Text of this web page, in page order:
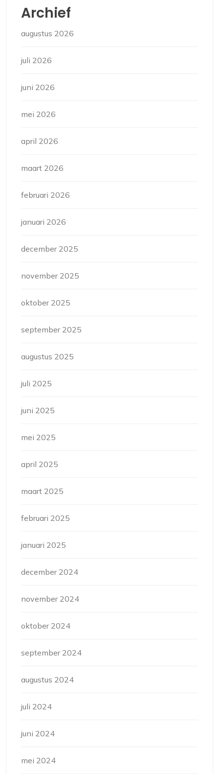
Archief
augustus 2026
juli 2026
juni 2026
mei 2026
april 2026
maart 2026
februari 2026
januari 2026
december 2025
november 2025
oktober 2025
september 2025
augustus 2025
juli 2025
juni 2025
mei 2025
april 2025
maart 2025
februari 2025
januari 2025
december 2024
november 2024
oktober 2024
september 2024
augustus 2024
juli 2024
juni 2024
mei 2024